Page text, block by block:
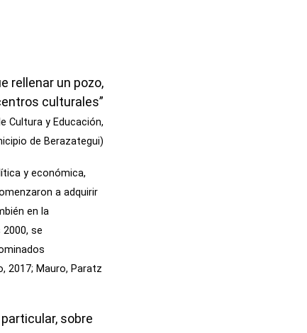
rellenar un pozo,
culturales”
Cultura y Educación,
de Berazategui)
y económica,
a adquirir
en la
se
2017; Mauro, Paratz
sobre